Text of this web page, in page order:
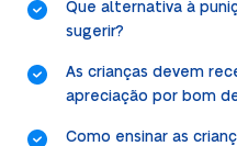
Que alternativa à
sugerir?
As crianças devem
apreciação por bom
Como ensinar as